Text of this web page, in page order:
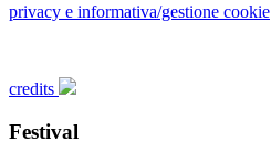
privacy e informativa/gestione cookie
credits
Festival